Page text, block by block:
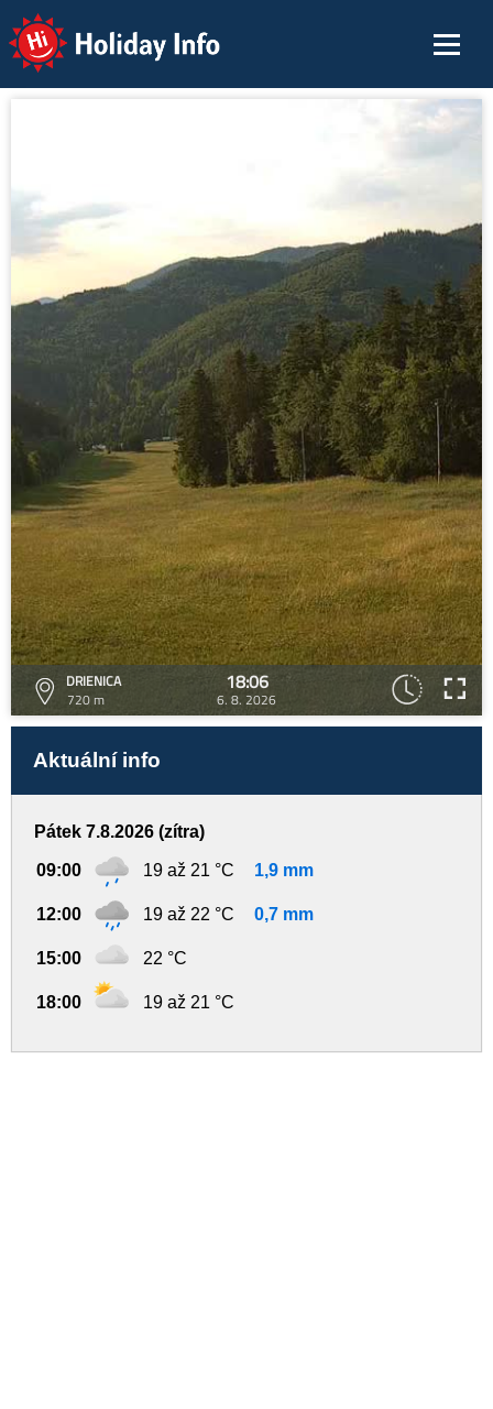
Holiday Info
DRIENICA
720 m
18:06
6. 8. 2026
Aktuální info
Pátek 7.8.2026 (zítra)
09:00 19 až 21 °C 1,9 mm
12:00 19 až 22 °C 0,7 mm
15:00 22 °C
18:00 19 až 21 °C